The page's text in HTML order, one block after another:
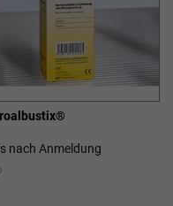
nach Anmeldung
ZUR